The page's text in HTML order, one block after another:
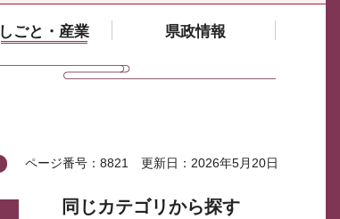
しごと・産業 県政情報
ページ番号：8821 更新日：2026年5月20日
同じカテゴリから探す